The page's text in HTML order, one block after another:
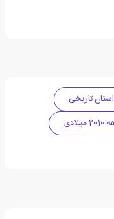
تاریخی